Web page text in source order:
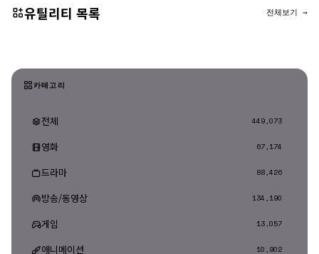
유틸리티 목록 전체보기 →
카테고리
전체 449,073
영화 67,174
드라마 88,426
방송/동영상 134,190
게임 13,057
애니메이션 10,902